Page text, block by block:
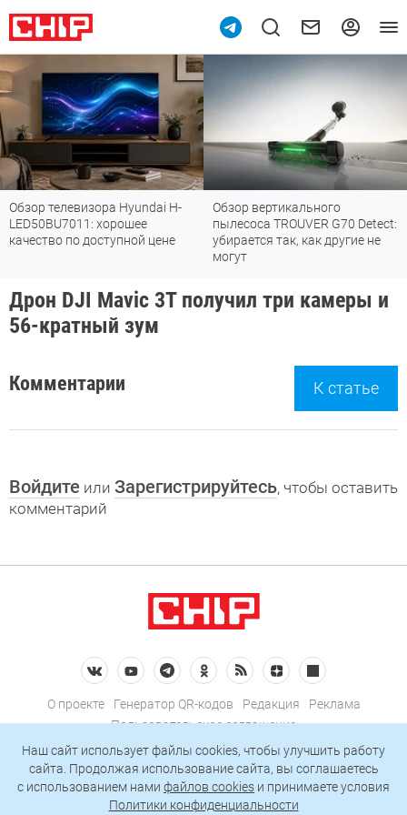
Обзор телевизора Hyundai H-
LED50BU7011: хорошее
качество по доступной цене
Обзор вертикального
пылесоса TROUVER G70 Detect:
убирается так, как другие не
могут
Дрон DJI Mavic 3T получил три камеры и
56-кратный зум
Комментарии К статье
Войдите или Зарегистрируйтесь, чтобы оставить
комментарий
О проекте Генератор QR-кодов Редакция
Реклама
Пользовательское соглашение
Политика конфиденциальности
Подписаться на рассылку
Наш сайт использует файлы cookies, чтобы улучшить работу
сайта. Продолжая использование сайта, вы соглашаетесь
c использованием нами файлов cookies и принимаете условия
Политики конфиденциальности